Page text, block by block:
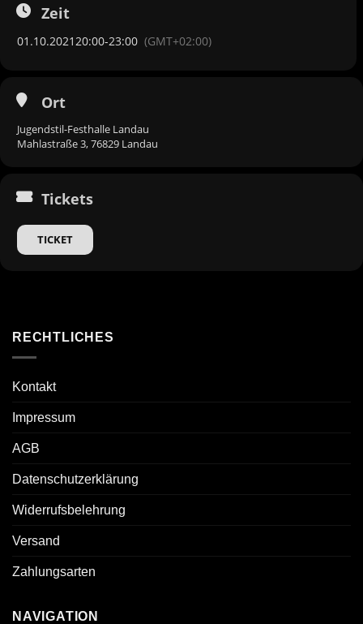
Zeit
01.10.202120:00-23:00 (GMT+02:00)
Ort
Jugendstil-Festhalle Landau
Mahlastraße 3, 76829 Landau
Tickets
TICKET
RECHTLICHES
Kontakt
Impressum
AGB
Datenschutzerklärung
Widerrufsbelehrung
Versand
Zahlungsarten
NAVIGATION